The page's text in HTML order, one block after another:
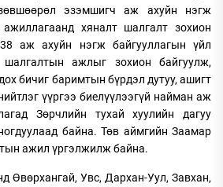
эзэмшигч аж ахуйн нэгж
ажиллагаанд хяналт шалгалт зохион
аж ахуйн нэгж байгууллагын үйл
шалгалтын ажлыг зохион байгуулж,
бичиг баримтын бүрдэл дутуу, ашигт
үүргээ биелүүлээгүй найман аж
Зөрчлийн тухай хуулийн дагуу
байна. Төв аймгийн Заамар
ажил үргэлжилж байна.
Өвөрхангай, Увс, Дархан-Уул, Завхан,